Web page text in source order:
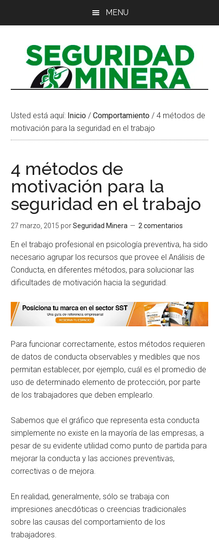
principal
MENU
Usted está aquí: Inicio / Comportamiento / 4 métodos de
motivación para la seguridad en el trabajo
4 métodos de
motivación para la
seguridad en el trabajo
27 marzo, 2015 porSeguridad Minera 2 comentarios
En el trabajo profesional en psicología preventiva, ha sido
necesario agrupar los recursos que provee el Análisis de
Conducta, en diferentes métodos, para solucionar las
dificultades de motivación hacia la seguridad.
Para funcionar correctamente, estos métodos requieren
de datos de conducta observables y medibles que nos
permitan establecer, por ejemplo, cuál es el promedio de
uso de determinado elemento de protección, por parte
de los trabajadores que deben emplearlo.
Sabemos que el gráfico que representa esta conducta
simplemente no existe en la mayoría de las empresas, a
pesar de su evidente utilidad como punto de partida para
mejorar la conducta y las acciones preventivas,
correctivas o de mejora.
En realidad, generalmente, sólo se trabaja con
impresiones anecdóticas o creencias tradicionales
sobre las causas del comportamiento de los
trabajadores.